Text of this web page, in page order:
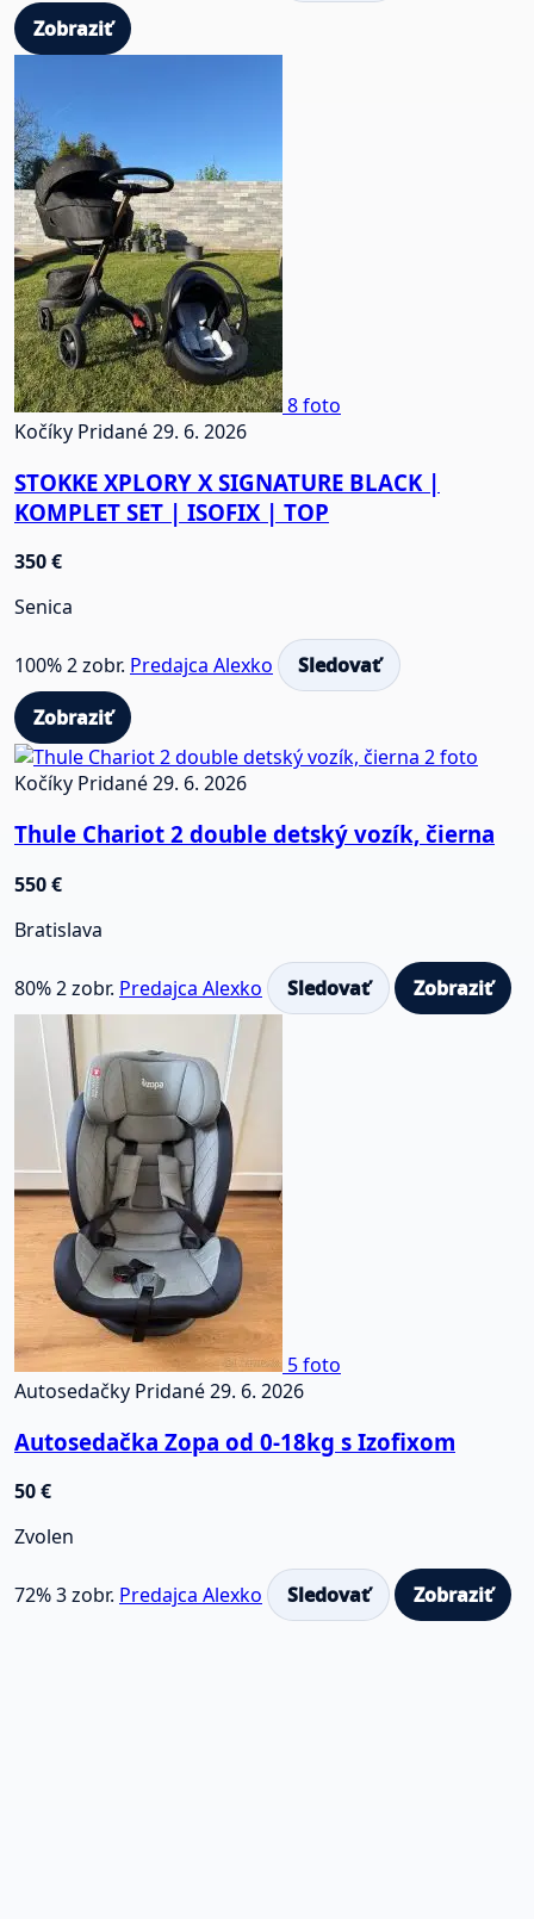
Zobraziť
8 foto
Kočíky Pridané 29. 6. 2026
STOKKE XPLORY X SIGNATURE BLACK |
KOMPLET SET | ISOFIX | TOP
350 €
Senica
100%2 zobr. Predajca Alexko
Sledovať
Zobraziť
2 foto
Kočíky Pridané 29. 6. 2026
Thule Chariot 2 double detský vozík, čierna
550 €
Bratislava
80%2 zobr. Predajca Alexko Sledovať Zobraziť
5 foto
Autosedačky Pridané 29. 6. 2026
Autosedačka Zopa od 0-18kg s Izofixom
50 €
Zvolen
72%3 zobr. Predajca Alexko Sledovať Zobraziť